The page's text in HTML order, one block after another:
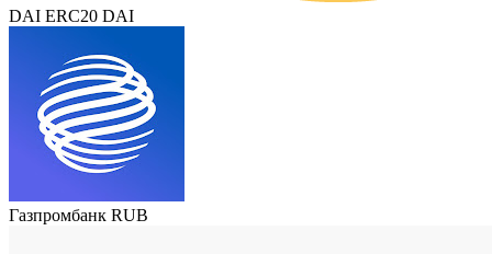
DAI ERC20 DAI
Газпромбанк RUB